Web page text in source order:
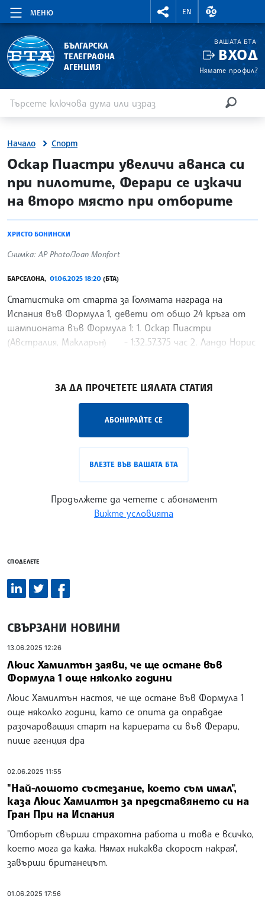
МЕНЮ
RIGHTMENU.SOCIAL
EN
ВАЛУТНИ
БЪЛГАРСКА
ТЕЛЕГРАФНА
АГЕНЦИЯ
ВАШАТА БТА
ВХОД
Нямате профил?
Начало Спорт
site.bta
Оскар Пиастри увеличи аванса си
при пилотите, Ферари се изкачи
на второ място при отборите
ХРИСТО БОНИНСКИ
Снимка: AP Photo/Joan Monfort
БАРСЕЛОНА, 01.06.2025 18:20 (БТА)
Статистика от старта за Голямата награда на
Испания във Формула 1, девети от общо 24 кръга от
шампионата във Формула 1: 1. Оскар Пиастри
(Австралия, Макларън) - 1:32.57.375 час 2. Ландо Норис
ЗА ДА ПРОЧЕТЕТЕ ЦЯЛАТА СТАТИЯ
АБОНИРАЙТЕ СЕ
ВЛЕЗТЕ ВЪВ ВАШАТА БТА
Продължете да четете с абонамент
Вижте условията
СПОДЕЛЕТЕ
СВЪРЗАНИ НОВИНИ
13.06.2025 12:26
Люис Хамилтън заяви, че ще остане във
Формула 1 още няколко години
Люис Хамилтън настоя, че ще остане във Формула 1
още няколко години, като се опита да оправдае
разочароващия старт на кариерата си във Ферари,
пише агенция dpa
02.06.2025 11:55
"Най-лошото състезание, което съм имал",
каза Люис Хамилтън за представянето си на
Гран При на Испания
"Отборът свърши страхотна работа и това е всичко,
което мога да кажа. Нямах никаква скорост накрая",
завърши британецът.
01.06.2025 17:56